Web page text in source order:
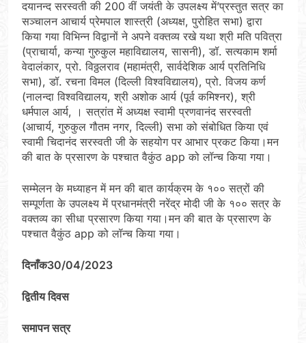
दयानन्द सरस्वती की 200 वीं जयंती के उपलक्ष्य में’प्रस्तुत सत्र का
सञ्चालन आचार्य प्रेमपाल शास्त्री (अध्यक्ष, पुरोहित सभा) द्वारा
किया गया विभिन्न विद्वानों ने अपने वक्तव्य रखे यथा श्री मति पवित्रा
(प्राचार्या, कन्या गुरुकुल महाविद्यालय, सासनी), डॉ. सत्यकाम शर्मा
वेदालंकार, प्रो. विठ्ठलराव (महामंत्री, सार्वदेशिक आर्य प्रतिनिधि
सभा), डॉ. रचना विमल (दिल्ली विश्वविद्यालय), प्रो. विजय कर्ण
(नालन्दा विश्वविद्यालय, श्री अशोक आर्य (पूर्व कमिश्नर), श्री
धर्मपाल आर्य, । सत्रांत में अध्यक्ष स्वामी प्रणवानंद सरस्वती
(आचार्य, गुरुकुल गौतम नगर, दिल्ली) सभा को संबोधित किया एवं
स्वामी चिदानंद सरस्वती जी के सहयोग पर आभार प्रकट किया।मन
की बात के प्रसारण के पश्चात वैकुंठ app को लॉन्च किया गया।
सम्मेलन के मध्याहन में मन की बात कार्यक्रम के १०० सत्रों की
सम्पूर्णता के उपलक्ष्य में प्रधानमंत्री नरेंद्र मोदी जी के १०० सत्र के
वक्तव्य का सीधा प्रसारण किया गया।मन की बात के प्रसारण के
पश्चात वैकुंठ app को लॉन्च किया गया।
दिनाँक30/04/2023
द्वितीय दिवस
समापन सत्र